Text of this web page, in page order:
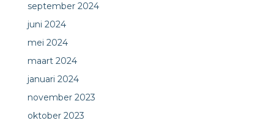
september 2024
juni 2024
mei 2024
maart 2024
januari 2024
november 2023
oktober 2023